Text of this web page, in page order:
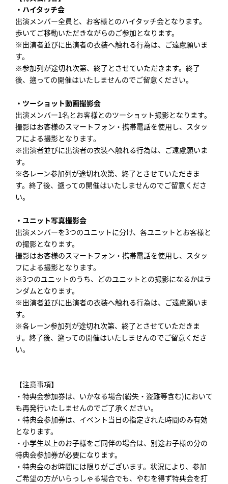
・ハイタッチ会
出演メンバー全員と、お客様とのハイタッチ会となります。
歩いてご移動いただきながらのご参加となります。
※出演者並びに出演者の衣装へ触れる行為は、ご遠慮願いま
す。
※参加列が途切れ次第、終了とさせていただきます。終了
後、遡っての開催はいたしませんのでご留意ください。
・ツーショット動画撮影会
出演メンバー1名とお客様とのツーショット撮影となります。
撮影はお客様のスマートフォン・携帯電話を使用し、スタッ
フによる撮影となります。
※出演者並びに出演者の衣装へ触れる行為は、ご遠慮願いま
す。
※各レーン参加列が途切れ次第、終了とさせていただきま
す。終了後、遡っての開催はいたしませんのでご留意くださ
い。
・ユニット写真撮影会
出演メンバーを3つのユニットに分け、各ユニットとお客様と
の撮影となります。
撮影はお客様のスマートフォン・携帯電話を使用し、スタッ
フによる撮影となります。
※3つのユニットのうち、どのユニットとの撮影になるかはラ
ンダムとなります。
※出演者並びに出演者の衣装へ触れる行為は、ご遠慮願いま
す。
※各レーン参加列が途切れ次第、終了とさせていただきま
す。終了後、遡っての開催はいたしませんのでご留意くださ
い。
【注意事項】
・特典会参加券は、いかなる場合(紛失・盗難等含む)において
も再発行いたしませんのでご了承ください。
・特典会参加券は、イベント当日の指定された時間のみ有効
となります。
・小学生以上のお子様をご同伴の場合は、別途お子様の分の
特典会参加券が必要になります。
・特典会のお時間には限りがございます。状況により、参加
ご希望の方がいらっしゃる場合でも、やむを得ず特典会を打